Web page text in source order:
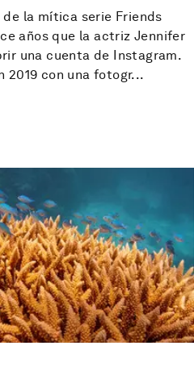
de la mítica serie Friends
años que la actriz Jennifer
una cuenta de Instagram.
2019 con una fotogr...